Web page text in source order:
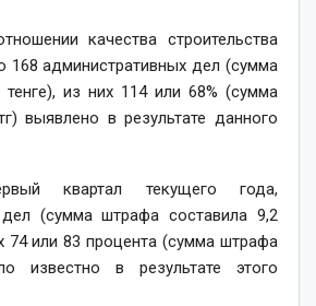
качества строительства
административных дел (сумма
из них 114 или 68% (сумма
выявлено в результате данного
квартал текущего года,
(сумма штрафа составила 9,2
74 или 83 процента (сумма штрафа
известно в результате этого